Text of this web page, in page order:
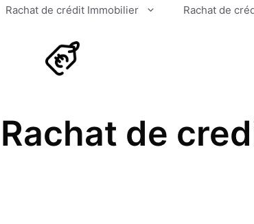
Rachat de crédit Immobilier Rachat de
Rachat de